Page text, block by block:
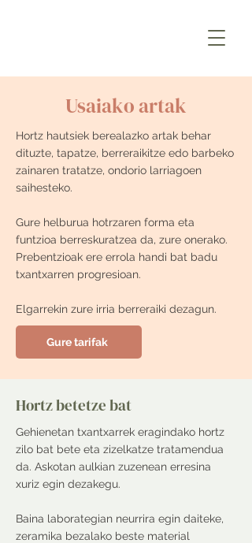
Usaiako artak
Hortz hautsiek berealazko artak behar
dituzte, tapatze, berreraikitze edo barbeko
zainaren tratatze, ondorio larriagoen
saihesteko.
Gure helburua hotrzaren forma eta
funtzioa berreskuratzea da, zure onerako.
Prebentzioak ere errola handi bat badu
txantxarren progresioan.
Elgarrekin zure irria berreraiki dezagun.
Gure tarifak
Hortz betetze bat
Gehienetan txantxarrek eragindako hortz
zilo bat bete eta zizelkatze tratamendua
da. Askotan aulkian zuzenean erresina
xuriz egin dezakegu.
Baina laborategian neurrira egin daiteke,
zeramika bezalako beste material